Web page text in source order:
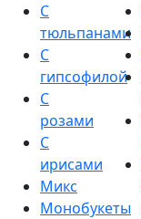
С
тюльпанами
С
гипсофилой
С
розами
С
ирисами
Микс
Монобукеты